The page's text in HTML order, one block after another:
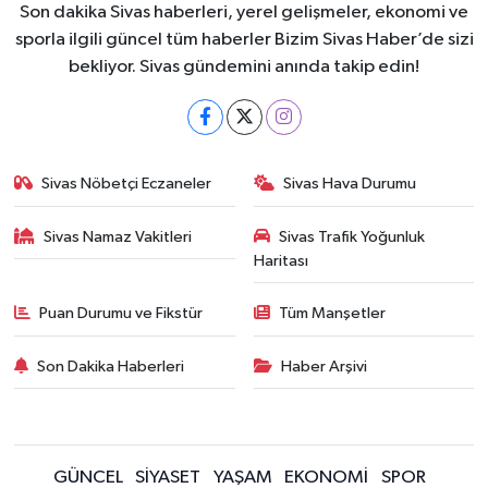
Son dakika Sivas haberleri, yerel gelişmeler, ekonomi ve
sporla ilgili güncel tüm haberler Bizim Sivas Haber’de sizi
bekliyor. Sivas gündemini anında takip edin!
Sivas Nöbetçi Eczaneler Sivas Hava Durumu
Sivas Namaz Vakitleri
Sivas Trafik Yoğunluk
Haritası
Puan Durumu ve Fikstür Tüm Manşetler
Son Dakika Haberleri Haber Arşivi
GÜNCEL SİYASET YAŞAM EKONOMİ SPOR